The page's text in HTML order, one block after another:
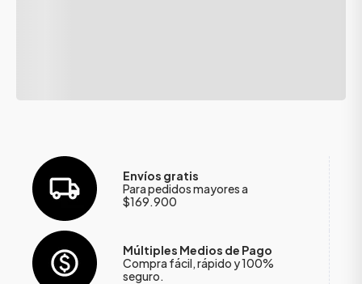
Envíos gratis
Para pedidos mayores a
$169.900
Múltiples Medios de Pago
Compra fácil, rápido y 100%
seguro.